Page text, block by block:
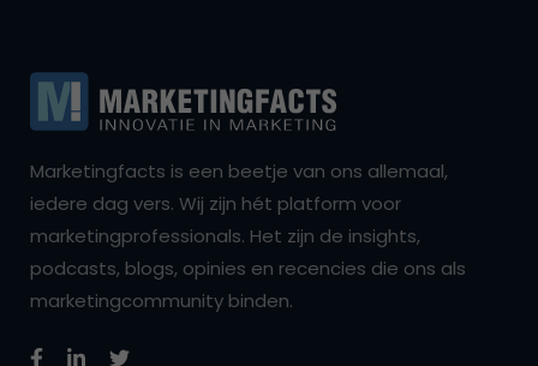
Marketingfacts is een beetje van ons allemaal,
iedere dag vers. Wij zijn hét platform voor
marketingprofessionals. Het zijn de insights,
podcasts, blogs, opinies en recencies die ons als
marketingcommunity binden.